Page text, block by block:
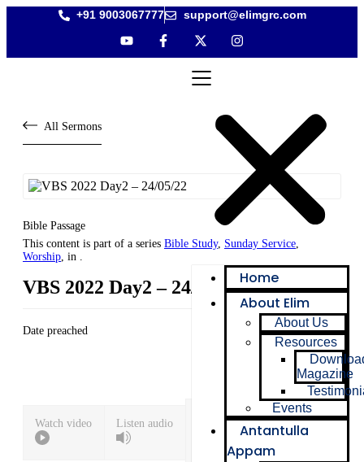
+91 9003067777 support@elimgrc.com
Home
About Elim
About Us
Resources
Magazine
Events
Antantulla
Appam
All Sermons
Bible Passage
This content is part of a series Bible Study, Sunday Service
Worship , in .
VBS 2022 Day2 – 24/05/22
Date preached
Watch video Listen audio
Download
notes
Download
bulletin